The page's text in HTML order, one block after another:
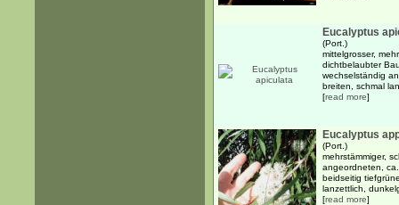
Eucalyptus
(Port.)
mittelgrosser,
dichtbelaubter
wechselständig
breiten, schmal
[read more]
Eucalyptus
(Port.)
mehrstämmiger,
angeordneten,
beidseitig
lanzettlich,
[read more]